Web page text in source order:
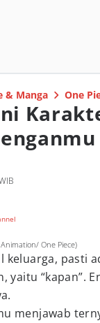
& Manga One
One Piece)
keluarga, pasti
yaitu “kapan”.
menjawab